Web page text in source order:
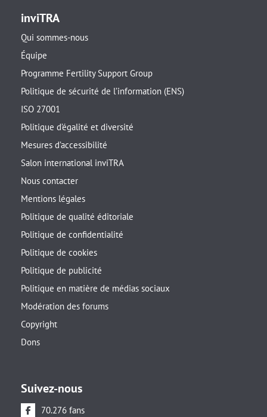
inviTRA
Qui sommes-nous
Équipe
Programme Fertility Support Group
Politique de sécurité de l’information (ENS)
ISO 27001
Politique d’égalité et diversité
Mesures d’accessibilité
Salon international inviTRA
Nous contacter
Mentions légales
Politique de qualité éditoriale
Politique de confidentialité
Politique de cookies
Politique de publicité
Politique en matière de médias sociaux
Modération des forums
Copyright
Dons
Suivez-nous
70.276 fans